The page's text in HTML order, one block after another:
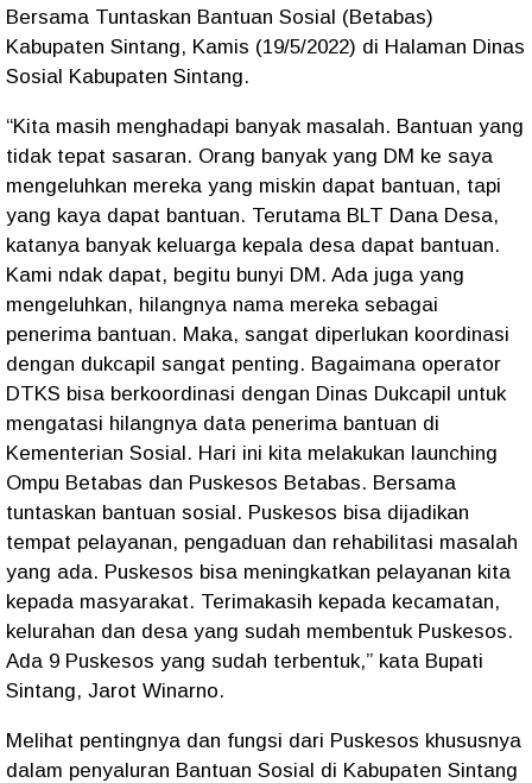
Bersama Tuntaskan Bantuan Sosial (Betabas)
Kabupaten Sintang, Kamis (19/5/2022) di Halaman Dinas
Sosial Kabupaten Sintang.
“Kita masih menghadapi banyak masalah. Bantuan yang
tidak tepat sasaran. Orang banyak yang DM ke saya
mengeluhkan mereka yang miskin dapat bantuan, tapi
yang kaya dapat bantuan. Terutama BLT Dana Desa,
katanya banyak keluarga kepala desa dapat bantuan.
Kami ndak dapat, begitu bunyi DM. Ada juga yang
mengeluhkan, hilangnya nama mereka sebagai
penerima bantuan. Maka, sangat diperlukan koordinasi
dengan dukcapil sangat penting. Bagaimana operator
DTKS bisa berkoordinasi dengan Dinas Dukcapil untuk
mengatasi hilangnya data penerima bantuan di
Kementerian Sosial. Hari ini kita melakukan launching
Ompu Betabas dan Puskesos Betabas. Bersama
tuntaskan bantuan sosial. Puskesos bisa dijadikan
tempat pelayanan, pengaduan dan rehabilitasi masalah
yang ada. Puskesos bisa meningkatkan pelayanan kita
kepada masyarakat. Terimakasih kepada kecamatan,
kelurahan dan desa yang sudah membentuk Puskesos.
Ada 9 Puskesos yang sudah terbentuk,” kata Bupati
Sintang, Jarot Winarno.
Melihat pentingnya dan fungsi dari Puskesos khususnya
dalam penyaluran Bantuan Sosial di Kabupaten Sintang